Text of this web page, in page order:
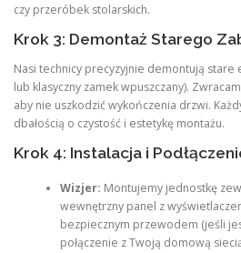
czy przeróbek stolarskich.
Krok 3: Demontaż Starego
Nasi technicy precyzyjnie demontują
lub klasyczny zamek wpuszczany).
aby nie uszkodzić wykończenia drzwi.
dbałością o czystość i estetykę montażu.
Krok 4: Instalacja i
Wizjer: Montujemy jednostkę
wewnętrzny panel z
bezpiecznym przewodem (jeśli
połączenie z Twoją domową